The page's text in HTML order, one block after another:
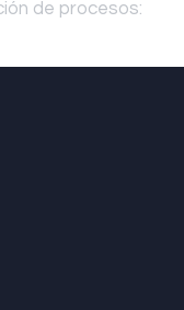
de procesos: